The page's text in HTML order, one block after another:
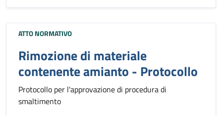
ATTO NORMATIVO
Rimozione di materiale
contenente amianto - Protocollo
Protocollo per l'approvazione di procedura di
smaltimento